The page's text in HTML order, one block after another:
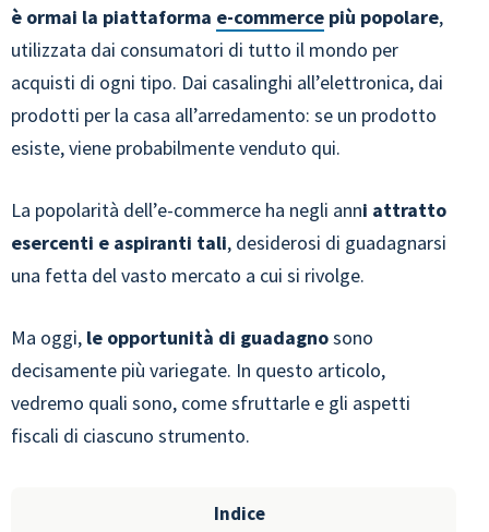
è ormai la piattaforma e-commerce più popolare,
utilizzata dai consumatori di tutto il mondo per
acquisti di ogni tipo. Dai casalinghi all’elettronica, dai
prodotti per la casa all’arredamento: se un prodotto
esiste, viene probabilmente venduto qui.
La popolarità dell’e-commerce ha negli anni attratto
esercenti e aspiranti tali, desiderosi di guadagnarsi
una fetta del vasto mercato a cui si rivolge.
Ma oggi, le opportunità di guadagnosono
decisamente più variegate. In questo articolo,
vedremo quali sono, come sfruttarle e gli aspetti
fiscali di ciascuno strumento.
Indice